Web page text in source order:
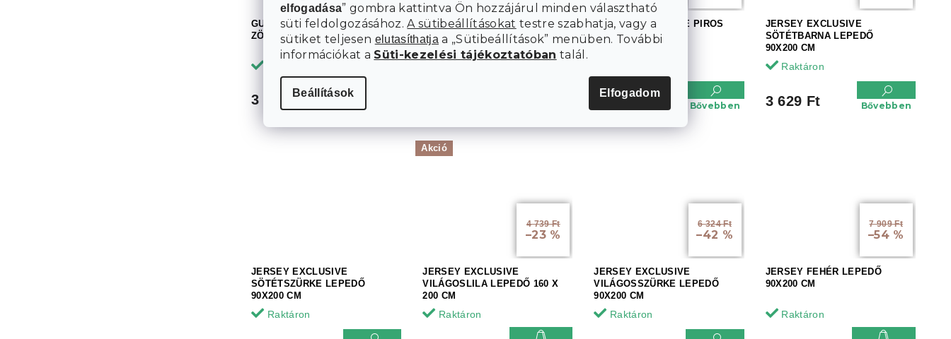
elfogadása” gombra kattintva Ön hozzájárul minden választható
süti feldolgozásához.A sütibeállításokat testre szabhatja, vagy a
sütiket teljesen elutasíthatja a „Sütibeállítások” menüben. További
információkat a Süti-kezelési tájékoztatóban talál.
Beállítások Elfogadom
GUMIS LEPEDŐ EXCLUSIVE
ZÖLDESSZÜRKE 90 X 200 CM
3 629 Ft
JERSEY EXCLUSIVE KRÉM
LEPEDŐ 90X200 CM
JERSEY EXCLUSIVE PIROS
LEPEDŐ 90X200 CM
3 629 Ft Bővebben
JERSEY EXCLUSIVE
SÖTÉTBARNA LEPEDŐ
90X200 CM
Raktáron
3 629 Ft Bővebben
JERSEY EXCLUSIVE
SÖTÉTSZÜRKE LEPEDŐ
90X200 CM
Raktáron
Akció
4 739 Ft
–23 %
JERSEY EXCLUSIVE
VILÁGOSLILA LEPEDŐ 160 X
200 CM
Raktáron
6 324 Ft
–42 %
JERSEY EXCLUSIVE
VILÁGOSSZÜRKE LEPEDŐ
90X200 CM
Raktáron
7 909 Ft
–54 %
JERSEY FEHÉR LEPEDŐ
90X200 CM
Raktáron